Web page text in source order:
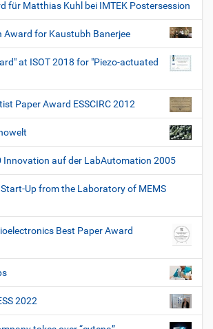
für Matthias Kuhl bei IMTEK Postersession
Award for Kaustubh Banerjee
at ISOT 2018 for "Piezo-actuated
Paper Award ESSCIRC 2012
Innovation auf der LabAutomation 2005
Up from the Laboratory of MEMS
Best Paper Award
2022